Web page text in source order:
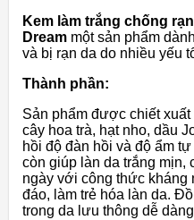
Kem làm trắng chống
Dream một sản phẩm
và bị rạn da do nhiều yếu
Thành phần:
Sản phẩm được chiết
cây hoa trà, hạt nho, dầu
hồi độ đàn hồi và độ ẩm
còn giúp làn da trắng mịn,
ngày với công thức kháng
đáo, làm trẻ hóa làn da.
trong da lưu thông dễ